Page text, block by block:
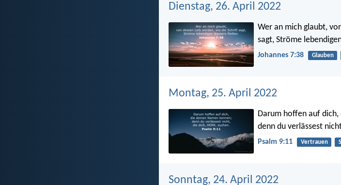
Dienstag, 26. April 2022
Wer an mich glaubt,
sagt, Ströme
Johannes 7:38 Glauben
Montag, 25. April 2022
Darum hoffen auf dich,
denn du verlässest
Psalm 9:11 Vertrauen
Sonntag, 24. April 2022